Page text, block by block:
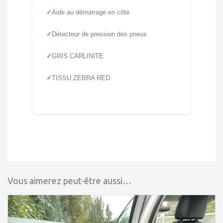
Aide au démarrage en côte
Détecteur de pression des pneus
GRIS CARLINITE
TISSU ZEBRA RED
Vous aimerez peut-être aussi…